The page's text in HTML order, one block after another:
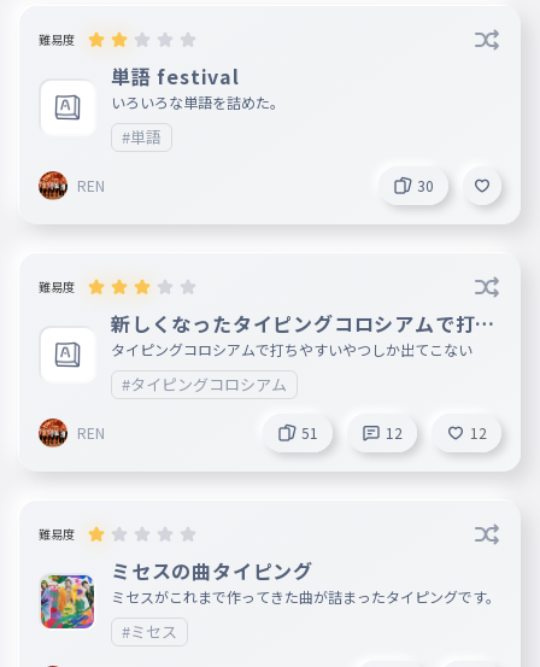
難易度
単語 festival
いろいろな単語を詰めた。
#単語
REN 30
難易度
新しくなったタイピングコロシアムで打ち
やすいタイピング
タイピングコロシアムで打ちやすいやつしか出てこない
#タイピングコロシアム
REN 51 12 12
難易度
ミセスの曲タイピング
ミセスがこれまで作ってきた曲が詰まったタイピングです。
#ミセス